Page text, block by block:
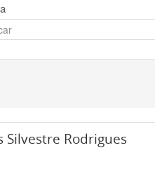
Silvestre Rodrigues